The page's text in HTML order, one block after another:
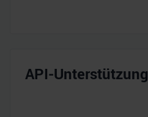
API-Unterstützung